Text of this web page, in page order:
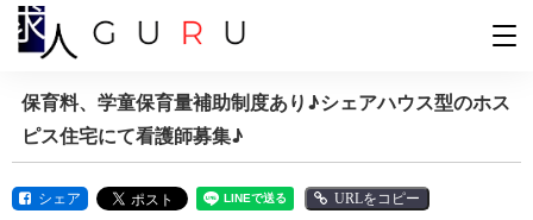
保育料、学童保育量補助制度あり♪シェアハウス型のホス
ピス住宅にて看護師募集♪
シェア URLをコピー